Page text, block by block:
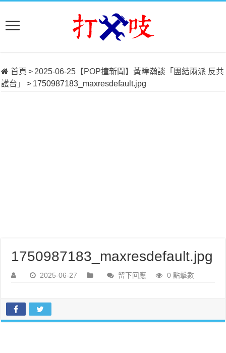
首頁 > 2025-06-25【POP撞新聞】黃暐瀚談「團結兩派 反共
護台」
> 1750987183_maxresdefault.jpg
1750987183_maxresdefault.jpg
2025-06-27 留下回應 0 點擊數